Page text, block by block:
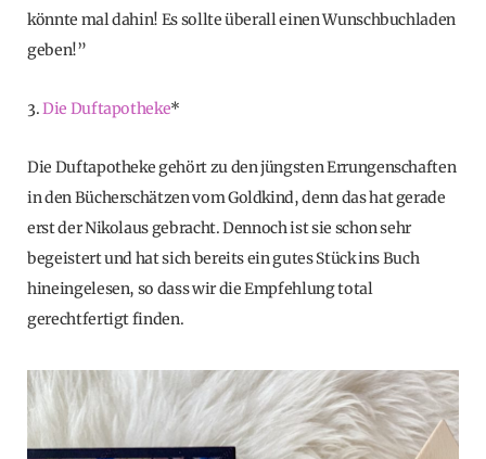
könnte mal dahin! Es sollte überall einen Wunschbuchladen
geben!”
3.Die Duftapotheke*
Die Duftapotheke gehört zu den jüngsten Errungenschaften
in den Bücherschätzen vom Goldkind, denn das hat gerade
erst der Nikolaus gebracht. Dennoch ist sie schon sehr
begeistert und hat sich bereits ein gutes Stück ins Buch
hineingelesen, so dass wir die Empfehlung total
gerechtfertigt finden.